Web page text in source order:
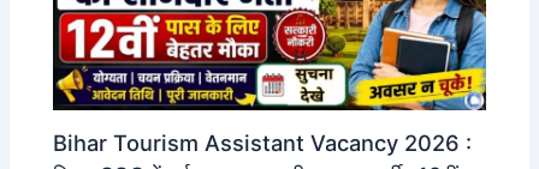
Bihar Tourism Assistant Vacancy 2026 :